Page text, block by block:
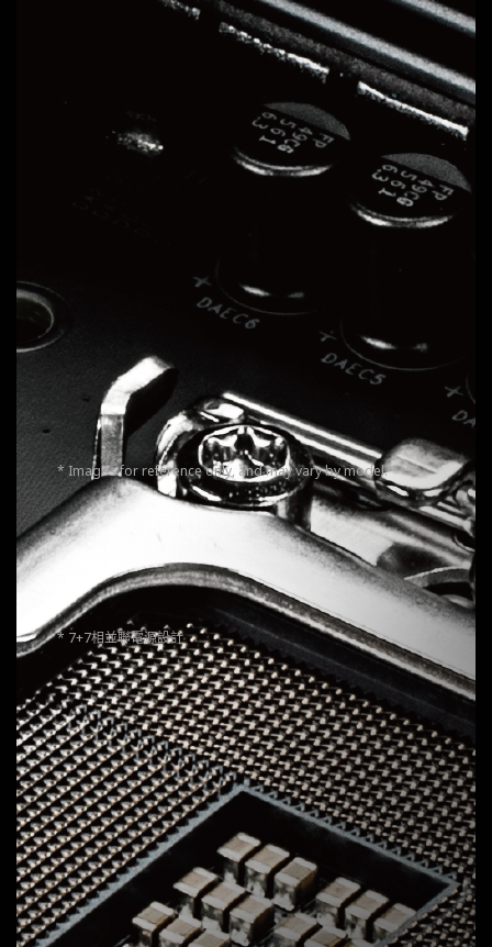
技嘉並聯式電源設計
提供穩定、高效能的電力，讓您的超頻性能更上一層
樓。
* Images for reference only, and may vary by model.
14
VCORE Phases DrMOS 60A
解鎖多核心處理器的全部潛力，實現無與倫比的性能。
* 7+7相並聯電源設計
1
VCCGT Phase DrMOS 40A
針對 CPU 內建 GPU 性能及記憶體管理進行優化。
2
VCCSA Phases DrMOS 60A
為連接 CPU 的 PCIe 通道提供可靠的電力，確保性能不